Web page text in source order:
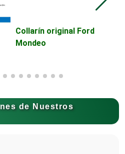
de Nuestros